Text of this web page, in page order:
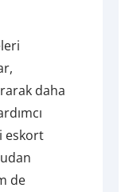
daha
eskort
de